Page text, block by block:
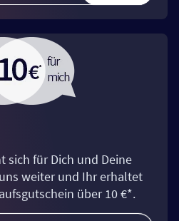
sich für Dich und Deine
weiter und Ihr erhaltet
über 10 €*.